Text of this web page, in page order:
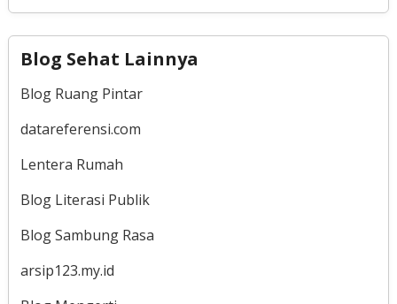
Blog Sehat Lainnya
Blog Ruang Pintar
datareferensi.com
Lentera Rumah
Blog Literasi Publik
Blog Sambung Rasa
arsip123.my.id